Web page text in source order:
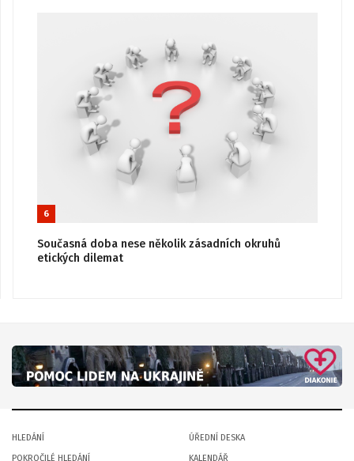
6
Současná doba nese několik zásadních okruhů
etických dilemat
HLEDÁNÍ
POKROČILÉ HLEDÁNÍ
ÚŘEDNÍ DESKA
KALENDÁŘ